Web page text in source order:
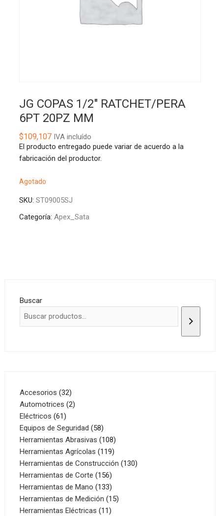
JG COPAS 1/2″ RATCHET/PERA
6PT 20PZ MM
$109,107IVA incluído
El producto entregado puede variar de acuerdo a la
fabricación del productor.
Agotado
SKU: ST09005SJ
Categoría: Apex_Sata
Buscar
Accesorios 3232
productos
Automotrices 22
Eléctricos 6161
productos
Equipos de Seguridad 5858
productos
Herramientas Abrasivas 108108
productos
Herramientas Agrícolas 119119
productos
Herramientas de Construcción 130130
Herramientas de Corte 156156
productos
Herramientas de Mano 133133
productos
Herramientas de Medición 1515
Herramientas Eléctricas 1111